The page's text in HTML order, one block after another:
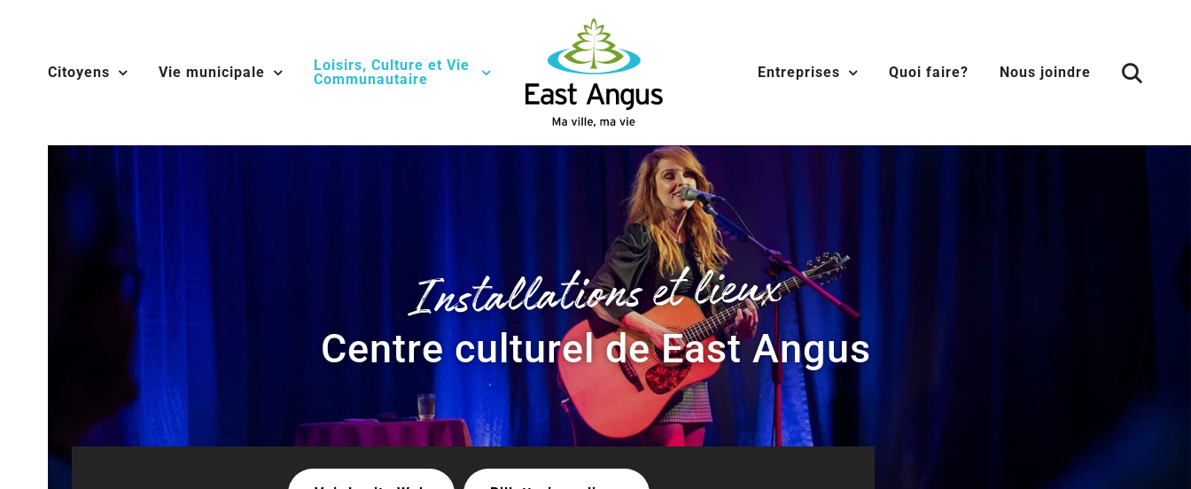
contentCitoyens Vie municipale
Loisirs, Culture et Vie
Communautaire
Entreprises Quoi faire? Nous joindre
Installations et lieux
Centre culturel de East Angus